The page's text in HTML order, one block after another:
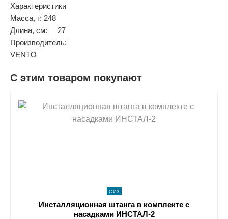
Характеристики
Масса, г: 248
Длина, см: 27
Производитель:
VENTO
С этим товаром покупают
shopping_cart В КОРЗИНУ
СИЗ
Инсталляционная штанга в комплекте с
насадками ИНСТАЛ-2